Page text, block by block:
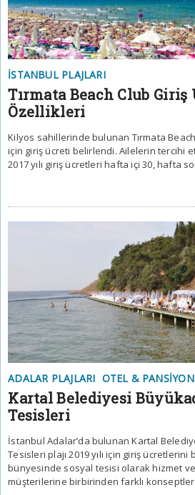
İSTANBUL PLAJLARI
Tırmata Beach Club Giriş
Özellikleri
Kilyos sahillerinde bulunan Tırmata Beach
için giriş ücreti belirlendi. Ailelerin tercihi
2017 yılı giriş ücretleri hafta içi 30, hafta
ADALAR PLAJLARI OTEL & PANSIYON
Kartal Belediyesi
Tesisleri
İstanbul Adalar’da bulunan Kartal
Tesisleri plajı 2019 yılı için giriş
bünyesinde sosyal tesisi olarak hizmet
müşterilerine birbirinden farklı